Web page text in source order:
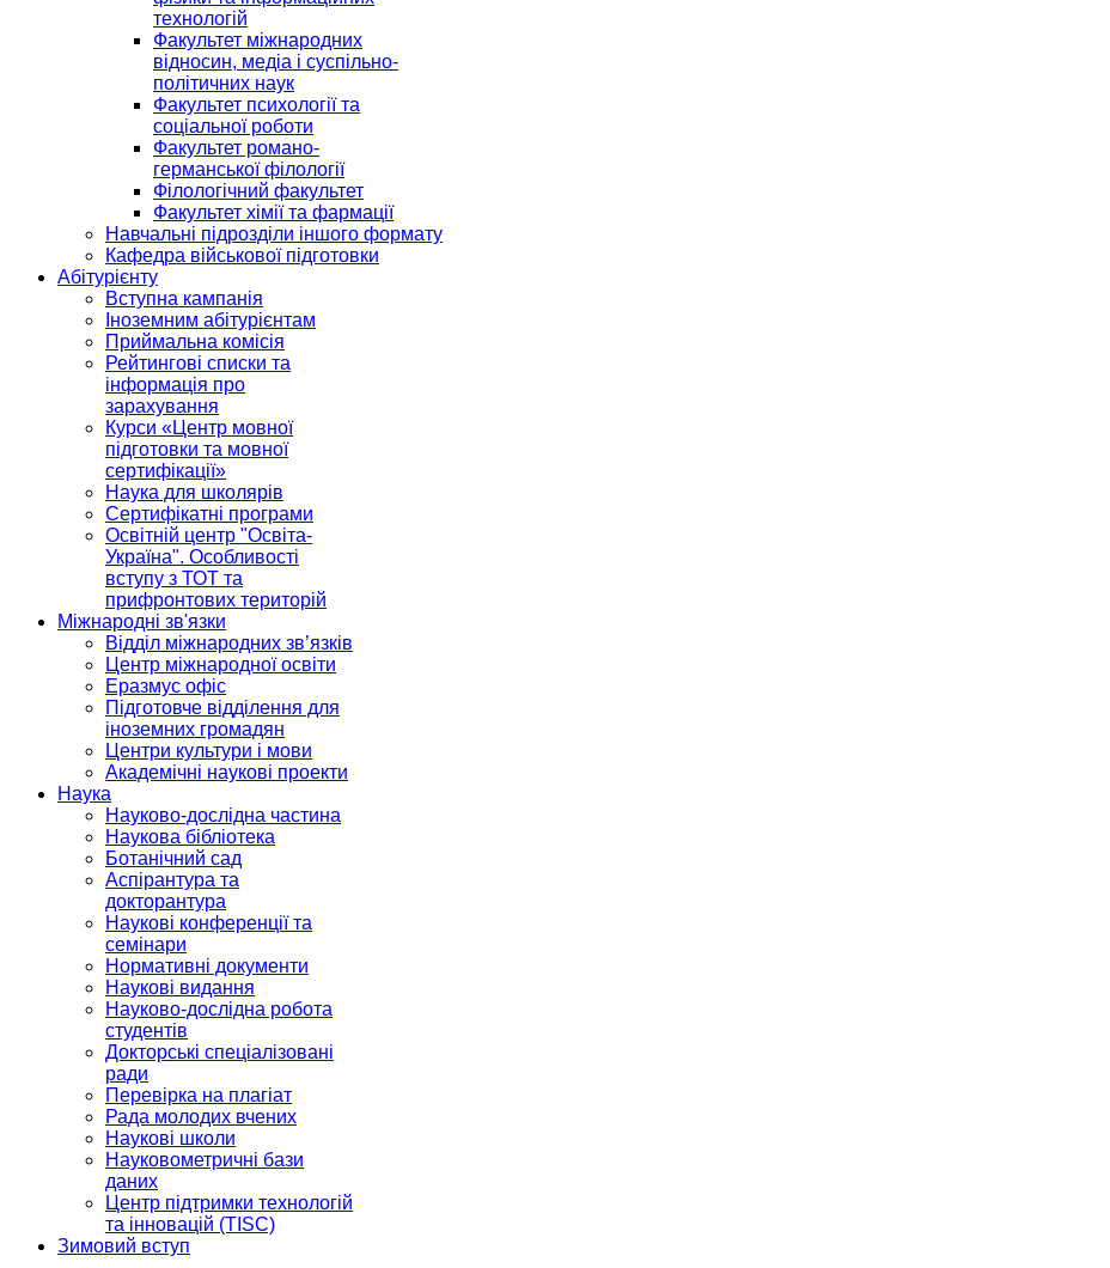
технологій
Факультет міжнародних
відносин, медіа і суспільно-
політичних наук
Факультет психології та
соціальної роботи
Факультет романо-
германської філології
Філологічний факультет
Факультет хімії та фармації
Навчальні підрозділи іншого формату
Кафедра військової підготовки
Абітурієнту
Вступна кампанія
Іноземним абітурієнтам
Приймальна комісія
Рейтингові списки та
інформація про
зарахування
Курси «Центр мовної
підготовки та мовної
сертифікації»
Наука для школярів
Сертифікатні програми
Освітній центр "Освіта-
Україна". Особливості
вступу з ТОТ та
прифронтових територій
Міжнародні зв'язки
Відділ міжнародних зв’язків
Центр міжнародної освіти
Еразмус офіс
Підготовче відділення для
іноземних громадян
Центри культури і мови
Академічні наукові проекти
Наука
Науково-дослідна частина
Наукова бібліотека
Ботанічний сад
Аспірантура та
докторантура
Наукові конференції та
семінари
Нормативні документи
Наукові видання
Науково-дослідна робота
студентів
Докторські спеціалізовані
ради
Перевірка на плагіат
Рада молодих вчених
Наукові школи
Науковометричні бази
даних
Центр підтримки технологій
та інновацій (TISC)
Зимовий вступ